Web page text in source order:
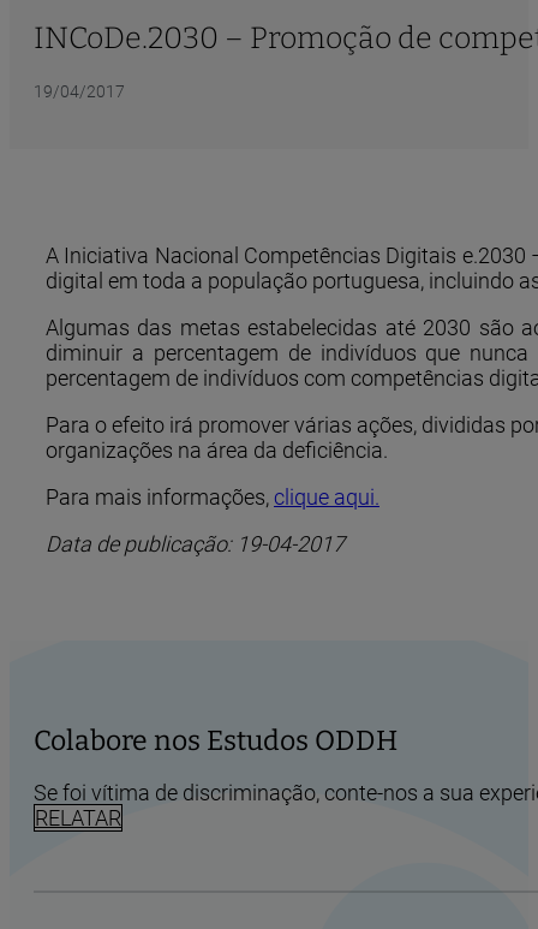
INCoDe.2030 – Promoção de
19/04/2017
A Iniciativa Nacional Competências Digitais e.2030
digital em toda a população portuguesa, incluindo
Algumas das metas estabelecidas até 2030 são
diminuir a percentagem de indivíduos que
percentagem de indivíduos com competências
Para o efeito irá promover várias ações, divididas
organizações na área da deficiência.
Para mais informações, clique aqui.
Data de publicação: 19-04-2017
Colabore nos Estudos ODDH
Se foi vítima de discriminação, conte-nos a sua
RELATAR